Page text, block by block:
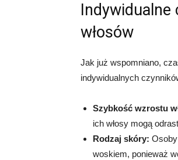
Indywidualne
włosów
Jak już wspomniano,
indywidualnych
Szybkość wzrostu
ich włosy mogą
Rodzaj skóry:
woskiem, ponieważ